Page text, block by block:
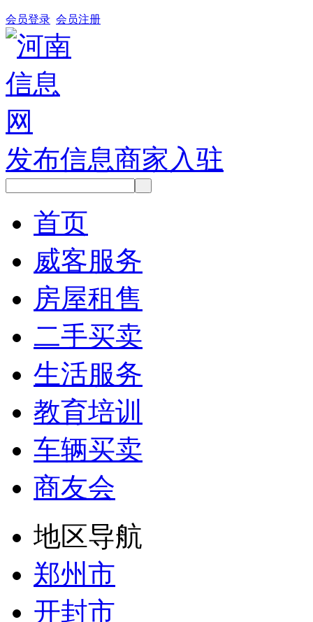
会员登录 会员注册
发布信息商家入驻
首页
威客服务
房屋租售
二手买卖
生活服务
教育培训
车辆买卖
商友会
地区导航
郑州市
开封市